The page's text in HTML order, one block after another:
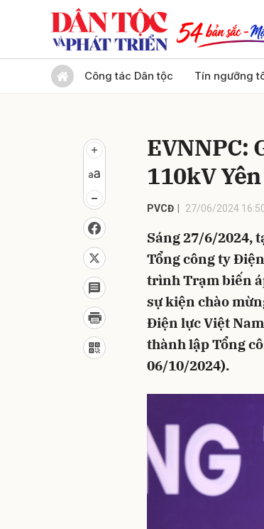
Công tác Dân tộc Tín ngưỡng
EVNNPC:
110kV
PVCĐ 27/06/2024
Sáng 27/6/2024,
Tổng công ty
trình Trạm biến
sự kiện chào
Điện lực Việt
thành lập Tổng
06/10/2024).